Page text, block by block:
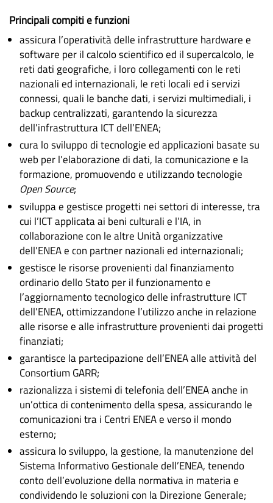
Principali compiti e funzioni
assicura l’operatività delle infrastrutture hardware e
software per il calcolo scientifico ed il supercalcolo, le
reti dati geografiche, i loro collegamenti con le reti
nazionali ed internazionali, le reti locali ed i servizi
connessi, quali le banche dati, i servizi multimediali, i
backup centralizzati, garantendo la sicurezza
dell’infrastruttura ICT dell’ENEA;
cura lo sviluppo di tecnologie ed applicazioni basate su
web per l’elaborazione di dati, la comunicazione e la
formazione, promuovendo e utilizzando tecnologie
Open Source;
sviluppa e gestisce progetti nei settori di interesse, tra
cui l’ICT applicata ai beni culturali e l’IA, in
collaborazione con le altre Unità organizzative
dell’ENEA e con partner nazionali ed internazionali;
gestisce le risorse provenienti dal finanziamento
ordinario dello Stato per il funzionamento e
l’aggiornamento tecnologico delle infrastrutture ICT
dell’ENEA, ottimizzandone l’utilizzo anche in relazione
alle risorse e alle infrastrutture provenienti dai progetti
finanziati;
garantisce la partecipazione dell’ENEA alle attività del
Consortium GARR;
razionalizza i sistemi di telefonia dell’ENEA anche in
un’ottica di contenimento della spesa, assicurando le
comunicazioni tra i Centri ENEA e verso il mondo
esterno;
assicura lo sviluppo, la gestione, la manutenzione del
Sistema Informativo Gestionale dell’ENEA, tenendo
conto dell’evoluzione della normativa in materia e
condividendo le soluzioni con la Direzione Generale;